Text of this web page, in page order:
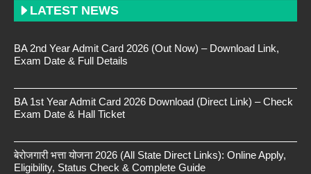
LATEST NEWS
BA 2nd Year Admit Card 2026 (Out Now) – Download Link,
Exam Date & Full Details
BA 1st Year Admit Card 2026 Download (Direct Link) – Check
Exam Date & Hall Ticket
बेरोजगारी भत्ता योजना 2026 (All State Direct Links): Online Apply,
Eligibility, Status Check & Complete Guide